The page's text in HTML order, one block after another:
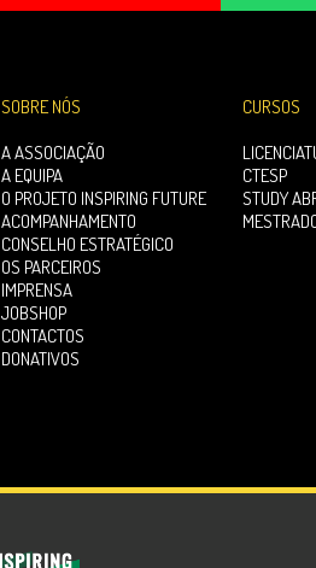
SOBRE NÓS
A ASSOCIAÇÃO
A EQUIPA
O PROJETO INSPIRING FUTURE
ACOMPANHAMENTO
CONSELHO ESTRATÉGICO
OS PARCEIROS
IMPRENSA
JOBSHOP
CONTACTOS
DONATIVOS
CURSOS
CTESP
STUDY